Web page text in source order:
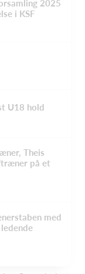
2025
i KSF
U18 hold
Theis
på et
med